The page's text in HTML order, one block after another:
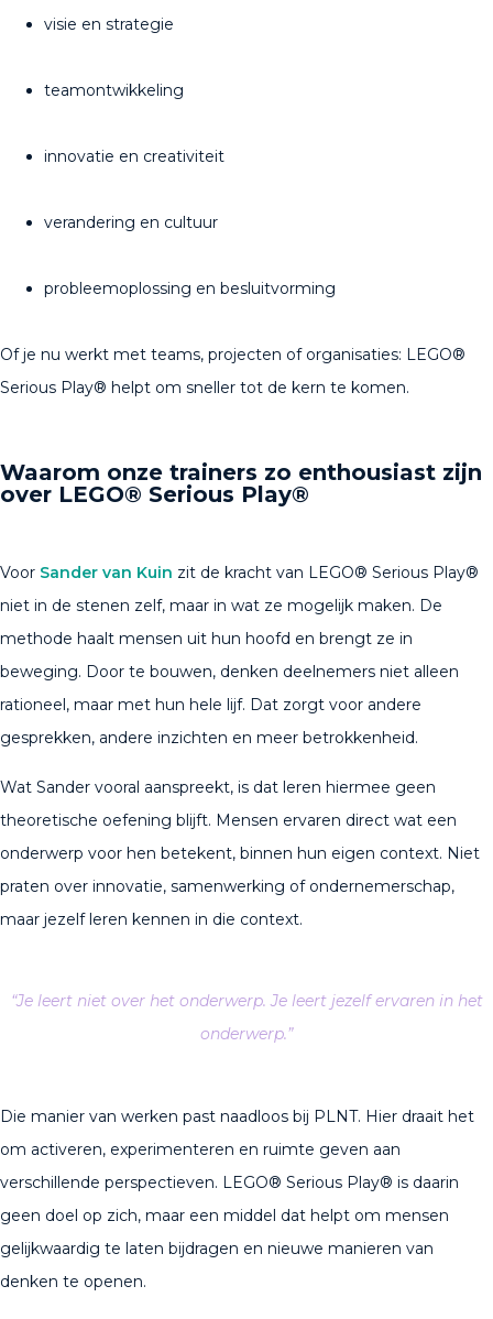
visie en strategie
teamontwikkeling
innovatie en creativiteit
verandering en cultuur
probleemoplossing en besluitvorming
Of je nu werkt met teams, projecten of organisaties: LEGO®
Serious Play® helpt om sneller tot de kern te komen.
Waarom onze trainers zo enthousiast zijn
over LEGO® Serious Play®
Voor Sander van Kuin zit de kracht van LEGO® Serious Play®
niet in de stenen zelf, maar in wat ze mogelijk maken. De
methode haalt mensen uit hun hoofd en brengt ze in
beweging. Door te bouwen, denken deelnemers niet alleen
rationeel, maar met hun hele lijf. Dat zorgt voor andere
gesprekken, andere inzichten en meer betrokkenheid.
Wat Sander vooral aanspreekt, is dat leren hiermee geen
theoretische oefening blijft. Mensen ervaren direct wat een
onderwerp voor hen betekent, binnen hun eigen context. Niet
praten over innovatie, samenwerking of ondernemerschap,
maar jezelf leren kennen in die context.
“Je leert niet over het onderwerp. Je leert jezelf ervaren in het
onderwerp.”
Die manier van werken past naadloos bij PLNT. Hier draait het
om activeren, experimenteren en ruimte geven aan
verschillende perspectieven. LEGO® Serious Play® is daarin
geen doel op zich, maar een middel dat helpt om mensen
gelijkwaardig te laten bijdragen en nieuwe manieren van
denken te openen.